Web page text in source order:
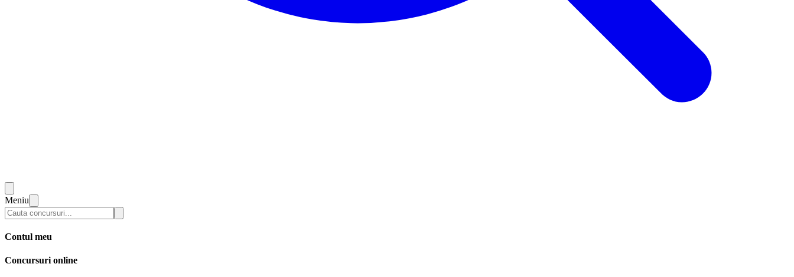
Meniu
Contul meu
Concursuri online